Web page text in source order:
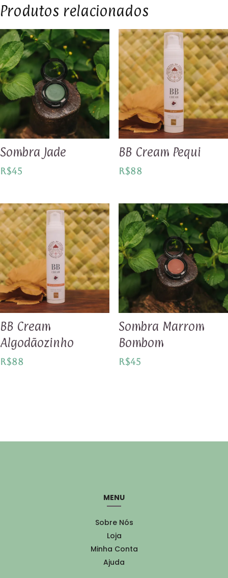
Produtos relacionados
Sombra Jade
R$45
BB Cream Pequi
R$88
BB Cream
Algodãozinho
R$88
Sombra Marrom
Bombom
R$45
MENU
Sobre Nós
Loja
Minha Conta
Ajuda